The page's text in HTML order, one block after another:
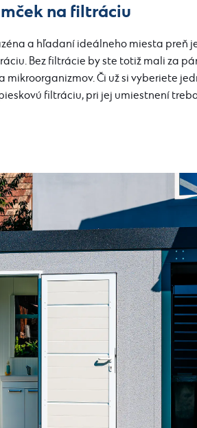
na filtráciu
a hľadaní ideálneho miesta preň
Bez filtrácie by ste totiž mali za
Či už si vyberiete
filtráciu, pri jej umiestnení